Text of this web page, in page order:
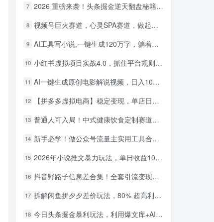
7 2026 重磅来袭！头条掘金逆天翻盘秘籍，AI 一键打造爆款内容，只需简单复制粘贴，日入 1000 + 轻松实现！
8 视频号巨火赛道，心灵SPA赛道，做起来超简单，每天收益800+！
9 AI工具写小说,一键生成120万字，躺着也能赚，月入2w+！
10 小红书虚拟项目实战4.0，抓住平台规则调整，单店日入500+！
11 AI一键生成原创电影解说视频，日入1000+！
12 【拼多多虚拟电商】稳定变现，单店日利润500+，软件挂机全自动发货，轻松实现月入1w+！
13 普通人可入局！中式健康饮食定制赛道，AI 十分钟做爆款，变现超给力
14 新手必学！做公众号流量主实用工具合集，从选题到变现，一篇搞定（新手必备）
15 2026年小说推文暴力玩法，单日收益1000+，小白看完即可上手
16 抖音野路子信息差合集！全套引流变现玩法，保姆级拆解
17 拆解闲鱼拼夕夕差价玩法，80% 超高利润，日入轻松过千
18 今日头条掘金暴利玩法，利用爆文库+AI辅助，轻松矩阵、当天起号，简单粗暴，日入1000+